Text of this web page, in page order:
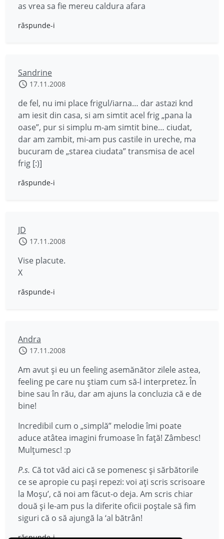
as vrea sa fie mereu caldura afara
răspunde-i
Sandrine
17.11.2008
de fel, nu imi place frigul/iarna… dar astazi knd
am iesit din casa, si am simtit acel frig „pana la
oase”, pur si simplu m-am simtit bine… ciudat,
dar am zambit, mi-am pus castile in ureche, ma
bucuram de „starea ciudata” transmisa de acel
frig [:)]
răspunde-i
JD
17.11.2008
Vise placute.
X
răspunde-i
Andra
17.11.2008
Am avut şi eu un feeling asemănător zilele astea,
feeling pe care nu ştiam cum să-l interpretez. În
bine sau în rău, dar am ajuns la concluzia că e de
bine!
Incredibil cum o „simplă” melodie îmi poate
aduce atâtea imagini frumoase în faţă! Zâmbesc!
Mulţumesc! :p
P.s. Că tot văd aici că se pomenesc şi sărbătorile
ce se apropie cu paşi repezi: voi aţi scris scrisoare
la Moşu’, că noi am făcut-o deja. Am scris chiar
două şi le-am pus la diferite oficii poştale să fim
siguri că o să ajungă la ‘al bătrân!